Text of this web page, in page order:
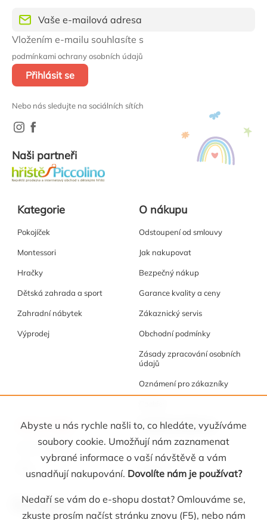
Abyste u nás rychle našli to, co hledáte, využíváme
soubory cookie. Umožňují nám zaznamenat
vybrané informace o vaší návštěvě a vám
usnadňují nakupování. Dovolíte nám je používat?
Nedaří se vám do e-shopu dostat? Omlouváme se,
zkuste prosím načíst stránku znovu (F5), nebo nám
Vložením e-mailu souhlasíte s
podmínkami ochrany osobních údajů
Přihlásit se
Nebo nás sledujte na sociálních sítích
Naši partneři
Kategorie
Pokojíček
Montessori
Hračky
Dětská zahrada a sport
Zahradní nábytek
Výprodej
O nákupu
Odstoupení od smlouvy
Jak nakupovat
Bezpečný nákup
Garance kvality a ceny
Zákaznický servis
Obchodní podmínky
Zásady zpracování osobních
údajů
Oznámení pro zákazníky
Akce a tipy
Akční nabídka
Osobní kabinet
Registrace
Oblíbené
Kontakt